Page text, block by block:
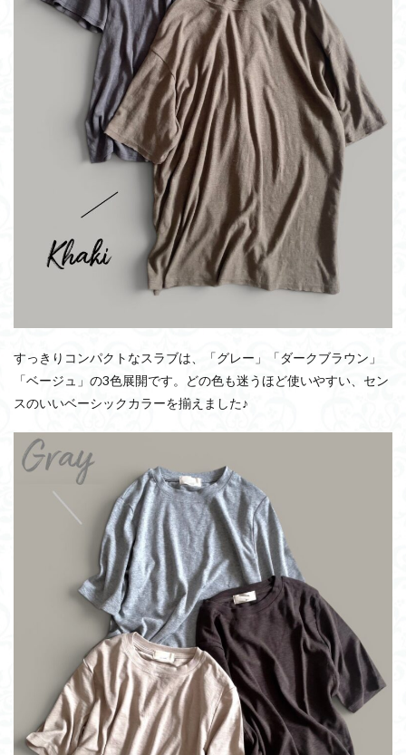
すっきりコンパクトなスラブは、「グレー」「ダークブラウン」
「ベージュ」の3色展開です。どの色も迷うほど使いやすい、セン
スのいいベーシックカラーを揃えました♪